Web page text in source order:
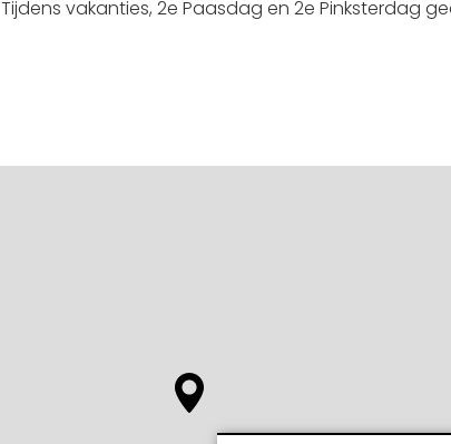
Tijdens vakanties, 2e Paasdag en 2e Pinksterdag